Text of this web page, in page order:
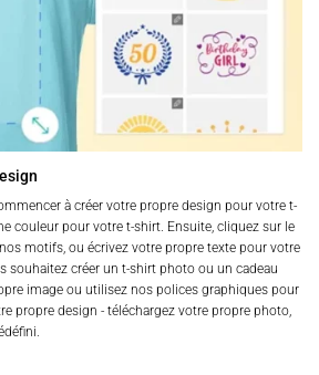
à créer votre propre design pour votre t-
couleur pour votre t-shirt. Ensuite, cliquez sur le
motifs, ou écrivez votre propre texte pour votre
souhaitez créer un t-shirt photo ou un cadeau
image ou utilisez nos polices graphiques pour
propre design - téléchargez votre propre photo,